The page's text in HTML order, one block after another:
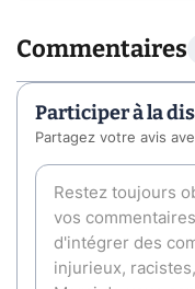
Commentaires
Participer à la
Partagez votre avis